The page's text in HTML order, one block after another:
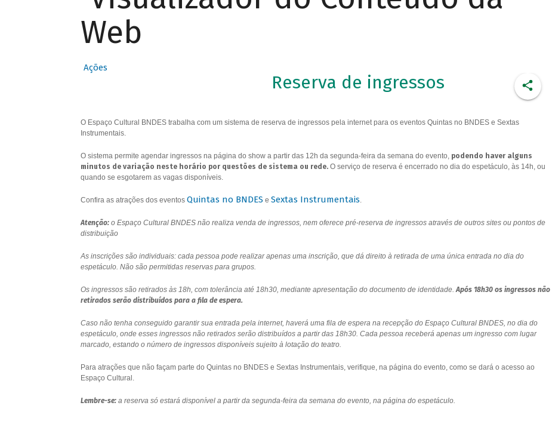
Web
Ações
Reserva de ingressos
O Espaço Cultural BNDES trabalha com um sistema de reserva de ingressos pela internet para os eventos Quintas no BNDES e Sextas
Instrumentais.
O sistema permite agendar ingressos na página do show a partir das 12h da segunda-feira da semana do evento, podendo haver alguns
minutos de variação neste horário por questões de sistema ou rede.O serviço de reserva é encerrado no dia do espetáculo, às 14h, ou
quando se esgotarem as vagas disponíveis.
Confira as atrações dos eventos Quintas no BNDES e Sextas Instrumentais.
Atenção:o Espaço Cultural BNDES não realiza venda de ingressos, nem oferece pré-reserva de ingressos através de outros sites ou pontos de
distribuição
As inscrições são individuais: cada pessoa pode realizar apenas uma inscrição, que dá direito à retirada de uma única entrada no dia do
espetáculo. Não são permitidas reservas para grupos.
Os ingressos são retirados às 18h, com tolerância até 18h30, mediante apresentação do documento de identidade.Após 18h30 os ingressos não
retirados serão distribuídos para a fila de espera.
Caso não tenha conseguido garantir sua entrada pela internet, haverá uma fila de espera na recepção do Espaço Cultural BNDES, no dia do
espetáculo, onde esses ingressos não retirados serão distribuídos a partir das 18h30. Cada pessoa receberá apenas um ingresso com lugar
marcado, estando o número de ingressos disponíveis sujeito à lotação do teatro.
Para atrações que não façam parte do Quintas no BNDES e Sextas Instrumentais, verifique, na página do evento, como se dará o acesso ao
Espaço Cultural.
Lembre-se:a reserva só estará disponível a partir da segunda-feira da semana do evento, na página do espetáculo.